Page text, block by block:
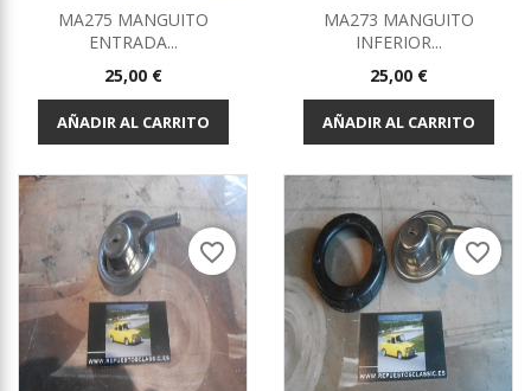
MA275 MANGUITO
ENTRADA...
Precio
25,00 €
AÑADIR AL CARRITO
MA273 MANGUITO
INFERIOR...
Precio
25,00 €
AÑADIR AL CARRITO
favorite_border favorite_border